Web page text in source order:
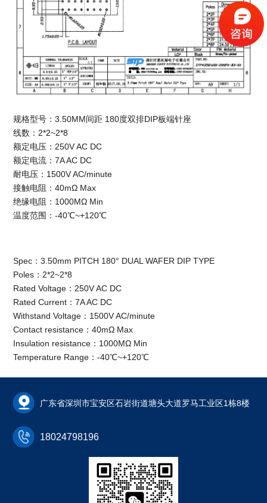
规格型号：3.50MM间距 180度双排DIP板端针座
线数：2*2~2*8
额定电压：250V AC DC
额定电流：7A AC DC
耐电压：1500V AC/minute
接触电阻：40mΩ Max
绝缘电阻：1000MΩ Min
温度范围：-40℃~+120℃
Spec：3.50mm PITCH 180° DUAL WAFER DIP TYPE
Poles：2*2~2*8
Rated Voltage：250V AC DC
Rated Current：7A AC DC
Withstand Voltage：1500V AC/minute
Contact resistance：40mΩ Max
Insulation resistance：1000MΩ Min
Temperature Range：-40℃~+120℃
广东省深圳市宝安区石岩街道塘头大道罗马工业区1栋8楼
18024798196